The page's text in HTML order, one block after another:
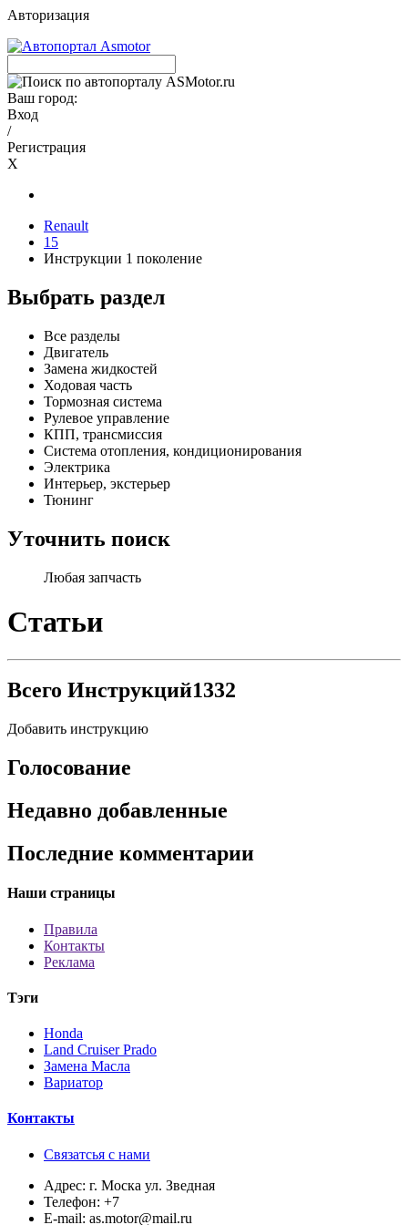
Авторизация
Ваш город:
Вход
/
Регистрация
X
Renault
15
Инструкции 1 поколение
Выбрать раздел
Все разделы
Двигатель
Замена жидкостей
Ходовая часть
Тормозная система
Рулевое управление
КПП, трансмиссия
Система отопления, кондиционирования
Электрика
Интерьер, экстерьер
Тюнинг
Уточнить поиск
Любая запчасть
Статьи
Всего Инструкций1332
Добавить инструкцию
Голосование
Недавно добавленные
Последние комментарии
Наши страницы
Правила
Контакты
Реклама
Тэги
Honda
Land Cruiser Prado
Замена Масла
Вариатор
Контакты
Связатсья с нами
Адрес: г. Моска ул. Зведная
Телефон: +7
E-mail: as.motor@mail.ru